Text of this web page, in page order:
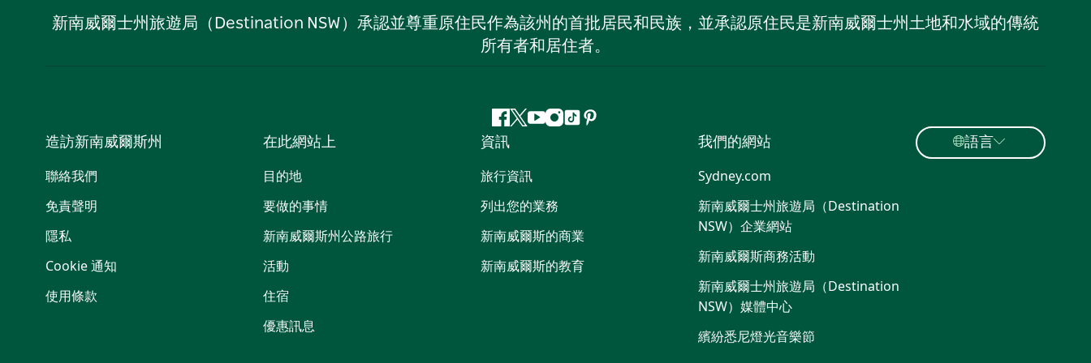
新南威爾士州旅遊局（Destination NSW）承認並尊重原住民作為該州的首批居民和民族，並承認原住民是新南威爾士州土地和水域的傳統
所有者和居住者。
Facebook
嘰
喳
喳
Youtube
Instagram
抖 Pinterest
造訪新南威爾斯州
聯絡我們
免責聲明
隱私
Cookie 通知
使用條款
在此網站上
目的地
要做的事情
新南威爾斯州公路旅行
活動
住宿
優惠訊息
資訊
旅行資訊
列出您的業務
新南威爾斯的商業
新南威爾斯的教育
我們的網站
Sydney.com
新南威爾士州旅遊局（Destination
NSW）企業網站​
新南威爾斯商務活動
新南威爾士州旅遊局（Destination
NSW）媒體中心
繽紛悉尼燈光音樂節
語言